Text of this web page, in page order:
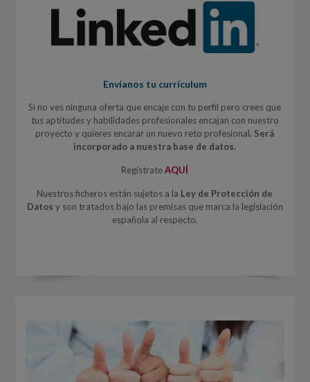
Envíanos tu currículum
Si no ves ninguna oferta que encaje con tu perfil pero crees que
tus aptitudes y habilidades profesionales encajan con nuestro
proyecto y quieres encarar un nuevo reto profesional. Será
incorporado a nuestra base de datos.
RegístrateAQUÍ
Nuestros ficheros están sujetos a la Ley de Protección de
Datos y son tratados bajo las premisas que marca la legislación
española al respecto.